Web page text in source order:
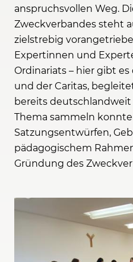
anspruchsvollen Weg.
Zweckverbandes steht
zielstrebig
Expertinnen und
Ordinariats – hier gibt es
und der Caritas,
bereits
Thema sammeln
Satzungsentwürfen,
pädagogischem
Gründung des